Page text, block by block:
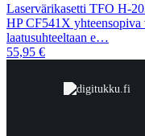
Laservärikasetti TFO H-
HP CF541X
laatusuhteeltaan e…
55,95 €